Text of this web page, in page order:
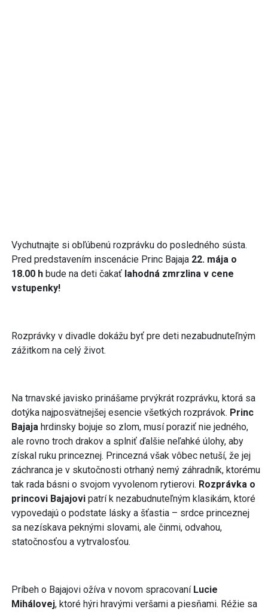
Vychutnajte si obľúbenú rozprávku do posledného sústa.
Pred predstavením inscenácie Princ Bajaja 22. mája o
18.00 h bude na deti čakať lahodná zmrzlina v cene
vstupenky!
Rozprávky v divadle dokážu byť pre deti nezabudnuteľným
zážitkom na celý život.
Na trnavské javisko prinášame prvýkrát rozprávku, ktorá sa
dotýka najposvätnejšej esencie všetkých rozprávok. Princ
Bajaja hrdinsky bojuje so zlom, musí poraziť nie jedného,
ale rovno troch drakov a splniť ďalšie neľahké úlohy, aby
získal ruku princeznej. Princezná však vôbec netuší, že jej
záchranca je v skutočnosti otrhaný nemý záhradník, ktorému
tak rada básni o svojom vyvolenom rytierovi. Rozprávka o
princovi Bajajovi patrí k nezabudnuteľným klasikám, ktoré
vypovedajú o podstate lásky a šťastia – srdce princeznej
sa nezískava peknými slovami, ale činmi, odvahou,
statočnosťou a vytrvalosťou.
Príbeh o Bajajovi ožíva v novom spracovaní Lucie
Mihálovej, ktoré hýri hravými veršami a piesňami. Réžie sa